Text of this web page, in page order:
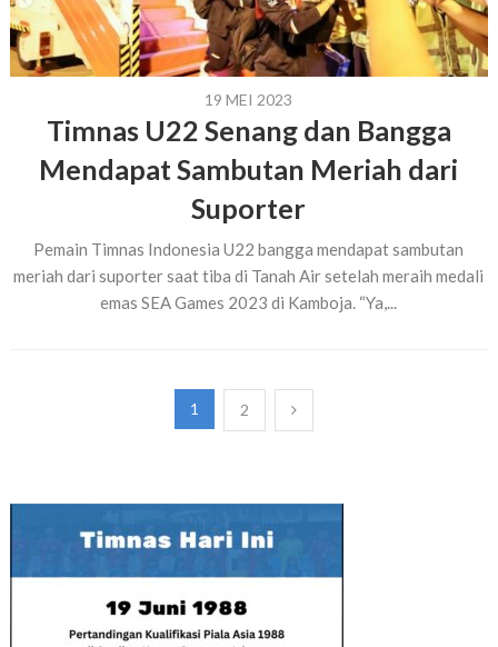
19 MEI 2023
Timnas U22 Senang dan Bangga
Mendapat Sambutan Meriah dari
Suporter
Pemain Timnas Indonesia U22 bangga mendapat sambutan
meriah dari suporter saat tiba di Tanah Air setelah meraih medali
emas SEA Games 2023 di Kamboja. “Ya,...
1 2